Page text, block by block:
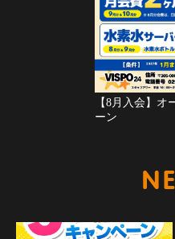
【8月入会】オ
ーン